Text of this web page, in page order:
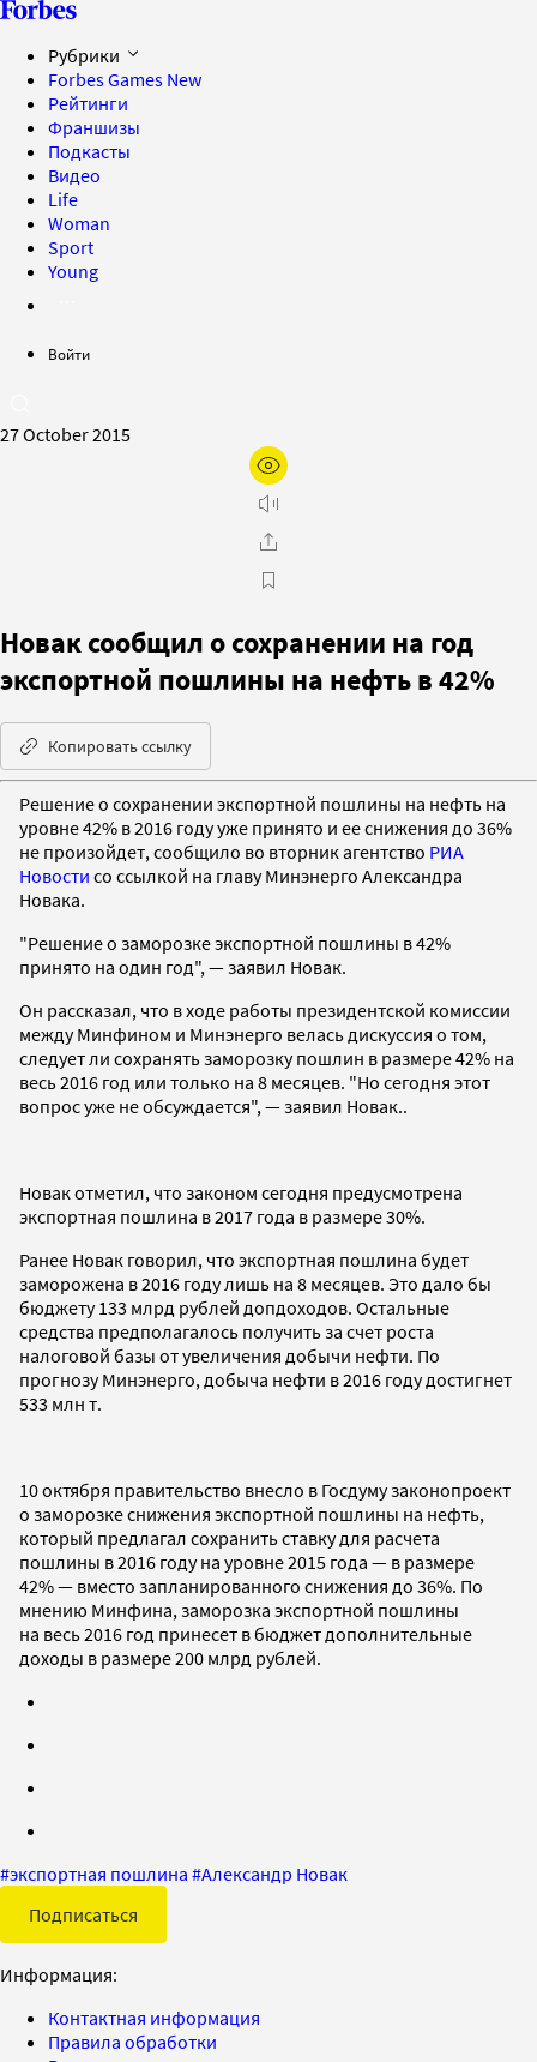
Рубрики
Forbes Games New
Рейтинги
Франшизы
Подкасты
Видео
Life
Woman
Sport
Young
Войти
27 October 2015
Новак сообщил о сохранении на год
экспортной пошлины на нефть в 42%
Копировать ссылку
Решение о сохранении экспортной пошлины на нефть на
уровне 42% в 2016 году уже принято и ее снижения до 36%
не произойдет, сообщило во вторник агентство РИА
Новости со ссылкой на главу Минэнерго Александра
Новака.
"Решение о заморозке экспортной пошлины в 42%
принято на один год", — заявил Новак.
Он рассказал, что в ходе работы президентской комиссии
между Минфином и Минэнерго велась дискуссия о том,
следует ли сохранять заморозку пошлин в размере 42% на
весь 2016 год или только на 8 месяцев. "Но сегодня этот
вопрос уже не обсуждается", — заявил Новак..
Новак отметил, что законом сегодня предусмотрена
экспортная пошлина в 2017 года в размере 30%.
Ранее Новак говорил, что экспортная пошлина будет
заморожена в 2016 году лишь на 8 месяцев. Это дало бы
бюджету 133 млрд рублей допдоходов. Остальные
средства предполагалось получить за счет роста
налоговой базы от увеличения добычи нефти. По
прогнозу Минэнерго, добыча нефти в 2016 году достигнет
533 млн т.
10 октября правительство внесло в Госдуму законопроект
о заморозке снижения экспортной пошлины на нефть,
который предлагал сохранить ставку для расчета
пошлины в 2016 году на уровне 2015 года — в размере
42% — вместо запланированного снижения до 36%. По
мнению Минфина, заморозка экспортной пошлины
на весь 2016 год принесет в бюджет дополнительные
доходы в размере 200 млрд рублей.
#экспортная пошлина #Александр Новак
Подписаться
Информация:
Контактная информация
Правила обработки